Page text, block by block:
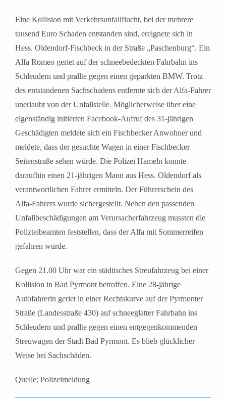
Eine Kollision mit Verkehrsunfallflucht, bei der mehrere
tausend Euro Schaden entstanden sind, ereignete sich in
Hess. Oldendorf-Fischbeck in der Straße „Paschenburg“. Ein
Alfa Romeo geriet auf der schneebedeckten Fahrbahn ins
Schleudern und prallte gegen einen geparkten BMW. Trotz
des entstandenen Sachschadens entfernte sich der Alfa-Fahrer
unerlaubt von der Unfallstelle. Möglicherweise über eine
eigenständig initierten Facebook-Aufruf des 31-jährigen
Geschädigten meldete sich ein Fischbecker Anwohner und
meldete, dass der gesuchte Wagen in einer Fischbecker
Seitenstraße sehen würde. Die Polizei Hameln konnte
daraufhin einen 21-jährigen Mann aus Hess. Oldendorf als
verantwortlichen Fahrer ermitteln. Der Führerschein des
Alfa-Fahrers wurde sichergestellt. Neben den passenden
Unfallbeschädigungen am Verursacherfahrzeug mussten die
Polizteibeamten feststellen, dass der Alfa mit Sommerreifen
gefahren wurde.
Gegen 21.00 Uhr war ein städtisches Streufahrzeug bei einer
Kollision in Bad Pyrmont betroffen. Eine 28-jährige
Autofahrerin geriet in einer Rechtskurve auf der Pyrmonter
Straße (Landesstraße 430) auf schneeglatter Fahrbahn ins
Schleudern und prallte gegen einen entgegenkommenden
Streuwagen der Stadt Bad Pyrmont. Es blieb glücklicher
Weise bei Sachschäden.
Quelle: Polizeimeldung